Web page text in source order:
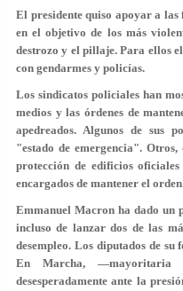
El presidente quiso apoyar a las
en el objetivo de los más
destrozo y el pillaje. Para ellos
con gendarmes y policías.
Los sindicatos policiales han
medios y las órdenes de
apedreados. Algunos de sus
"estado de emergencia".
protección de edificios
encargados de mantener el
Emmanuel Macron ha dado un
incluso de lanzar dos de las
desempleo. Los diputados de
En Marcha,
desesperadamente ante la